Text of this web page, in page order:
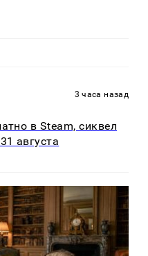
3 часа назад
в Steam, сиквел
августа